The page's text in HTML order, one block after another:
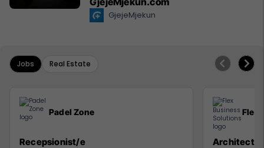
GjejeMjekun
Jobs Real Estate
Padel Zone
Recepsionist/e
Flex
Architect